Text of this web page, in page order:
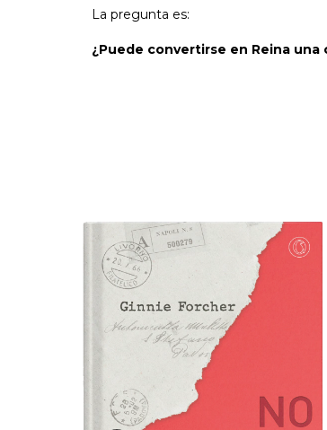
La pregunta es:
¿Puede convertirse en Reina